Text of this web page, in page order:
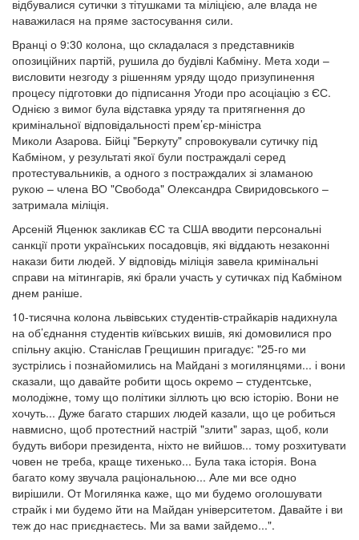
відбувалися сутички з тітушками та міліцією, але влада не
наважилася на пряме застосування сили.
Вранці о 9:30 колона, що складалася з представників
опозиційних партій, рушила до будівлі Кабміну. Мета ходи –
висловити незгоду з рішенням уряду щодо призупинення
процесу підготовки до підписання Угоди про асоціацію з ЄС.
Однією з вимог була відставка уряду та притягнення до
кримінальної відповідальності прем’єр-міністра
Миколи Азарова. Бійці "Беркуту" спровокували сутичку під
Кабміном, у результаті якої були постраждалі серед
протестувальників, а одного з постраждалих зі зламаною
рукою – члена ВО "Свобода" Олександра Свиридовського –
затримала міліція.
Арсеній Яценюк закликав ЄС та США вводити персональні
санкції проти українських посадовців, які віддають незаконні
накази бити людей. У відповідь міліція завела кримінальні
справи на мітингарів, які брали участь у сутичках під Кабміном
днем раніше.
10-тисячна колона львівських студентів-страйкарів надихнула
на об’єднання студентів київських вишів, які домовилися про
спільну акцію. Станіслав Грещишин пригадує: "25-го ми
зустрілись і познайомились на Майдані з могилянцями... і вони
сказали, що давайте робити щось окремо – студентське,
молодіжне, тому що політики зіллють цю всю історію. Вони не
хочуть... Дуже багато старших людей казали, що це робиться
навмисно, щоб протестний настрій "злити" зараз, щоб, коли
будуть вибори президента, ніхто не вийшов... тому розхитувати
човен не треба, краще тихенько... Була така історія. Вона
багато кому звучала раціональною... Але ми все одно
вирішили. От Могилянка каже, що ми будемо оголошувати
страйк і ми будемо йти на Майдан університетом. Давайте і ви
теж до нас приєднаєтесь. Ми за вами зайдемо...".